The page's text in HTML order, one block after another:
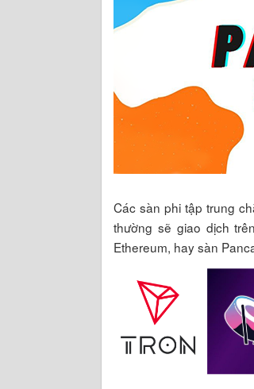
Các sàn phi tập trung
thường sẽ giao dịch
Ethereum, hay sàn